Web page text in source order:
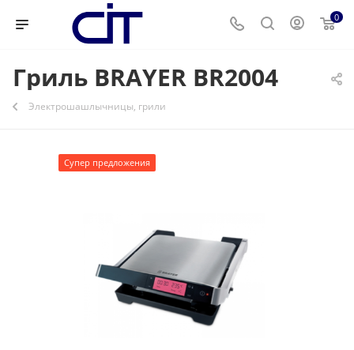
0
Гриль BRAYER BR2004
Электрошашлычницы, грили
Супер предложения